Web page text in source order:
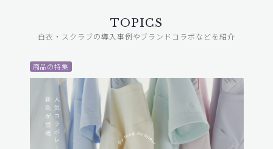
TOPICS
白衣・スクラブの導入事例やブランドコラボなどを紹介
商品の特集